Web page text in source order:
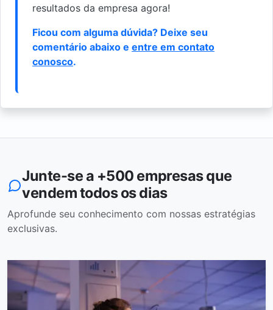
resultados da empresa agora!
Ficou com alguma dúvida? Deixe seu
comentário abaixo e entre em contato
conosco.
Junte-se a +500 empresas que
vendem todos os dias
Aprofunde seu conhecimento com nossas estratégias
exclusivas.